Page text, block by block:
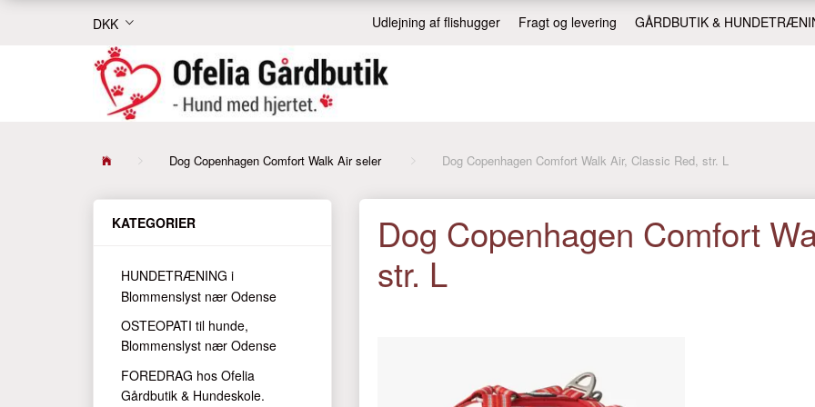
DKK GÅRDBUTIK &
Fragt og levering
Udlejning af flishugger
Dog Copenhagen Comfort Walk Air seler Dog Copenhagen Comfort Walk Air, Classic Red, str. L
KATEGORIER
HUNDETRÆNING i
Blommenslyst nær Odense
OSTEOPATI til hunde,
Blommenslyst nær Odense
FOREDRAG hos Ofelia
Gårdbutik & Hundeskole.
Dog Copenhagen Comfort
str. L